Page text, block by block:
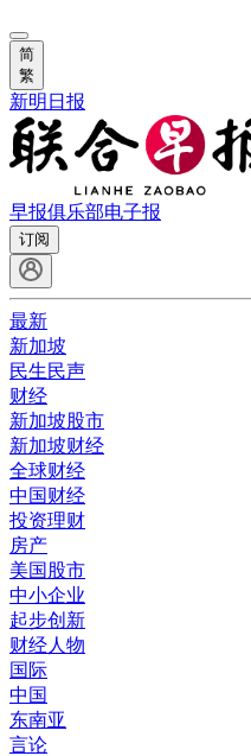
简
繁
新明日报
早报俱乐部电子报
订阅
最新
新加坡
民生民声
财经
新加坡股市
新加坡财经
全球财经
中国财经
投资理财
房产
美国股市
中小企业
起步创新
财经人物
国际
中国
东南亚
言论